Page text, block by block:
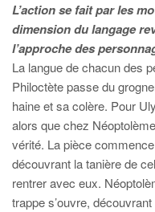
L’action se fait par les
dimension du langage
l’approche des
La langue de chacun des
Philoctète passe du
haine et sa colère. Pour
alors que chez
vérité. La pièce
découvrant la tanièrede
rentrer avec eux.
trappe s’ouvre,